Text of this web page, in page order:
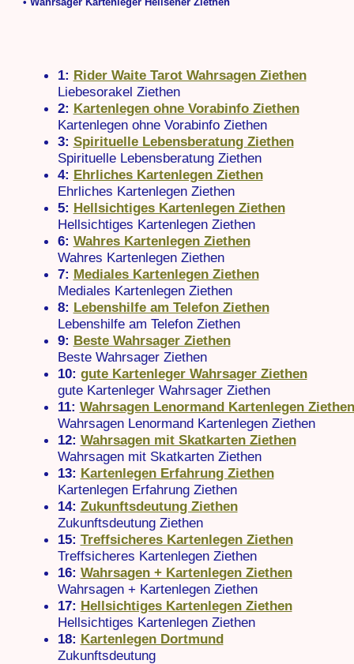
1: Rider Waite Tarot Wahrsagen Ziethen
Liebesorakel Ziethen
2: Kartenlegen ohne Vorabinfo Ziethen
Kartenlegen ohne Vorabinfo Ziethen
3: Spirituelle Lebensberatung Ziethen
Spirituelle Lebensberatung Ziethen
4: Ehrliches Kartenlegen Ziethen
Ehrliches Kartenlegen Ziethen
5: Hellsichtiges Kartenlegen Ziethen
Hellsichtiges Kartenlegen Ziethen
6: Wahres Kartenlegen Ziethen
Wahres Kartenlegen Ziethen
7: Mediales Kartenlegen Ziethen
Mediales Kartenlegen Ziethen
8: Lebenshilfe am Telefon Ziethen
Lebenshilfe am Telefon Ziethen
9: Beste Wahrsager Ziethen
Beste Wahrsager Ziethen
10: gute Kartenleger Wahrsager Ziethen
gute Kartenleger Wahrsager Ziethen
11: Wahrsagen Lenormand Kartenlegen Ziethen
Wahrsagen Lenormand Kartenlegen Ziethen
12: Wahrsagen mit Skatkarten Ziethen
Wahrsagen mit Skatkarten Ziethen
13: Kartenlegen Erfahrung Ziethen
Kartenlegen Erfahrung Ziethen
14: Zukunftsdeutung Ziethen
Zukunftsdeutung Ziethen
15: Treffsicheres Kartenlegen Ziethen
Treffsicheres Kartenlegen Ziethen
16: Wahrsagen + Kartenlegen Ziethen
Wahrsagen + Kartenlegen Ziethen
17: Hellsichtiges Kartenlegen Ziethen
Hellsichtiges Kartenlegen Ziethen
18: Kartenlegen Dortmund
Zukunftsdeutung